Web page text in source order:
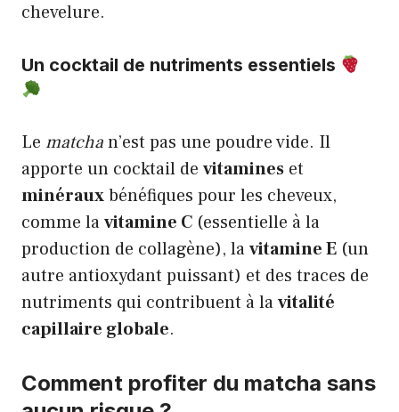
chevelure.
Un cocktail de nutriments essentiels
Le matchan’est pas une poudre vide. Il
apporte un cocktail de vitamines et
minérauxbénéfiques pour les cheveux,
comme lavitamine C (essentielle à la
production de collagène), lavitamine E (un
autre antioxydant puissant) et des traces de
nutriments qui contribuent à lavitalité
capillaire globale.
Comment profiter du matcha sans